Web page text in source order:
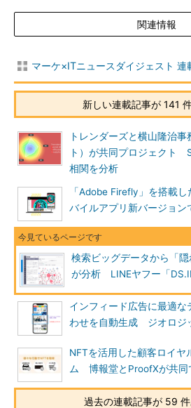
関連情報
マーケ×ITニュースダイジェスト 連
新しい連載記事が 141
トレンダーズと横山隆治
ト）が共同プロジェクト
相関を分析
「Adobe Firefly」を搭載
バイルアプリ新バージョン
検索ビッグデータから「
が分析 LINEヤフー「
インフィード広告に最適な
わせを自動生成 ジオロジ
NFTを活用した顧客ロイヤ
ム 博報堂とProofXが共同
過去の連載記事が 59